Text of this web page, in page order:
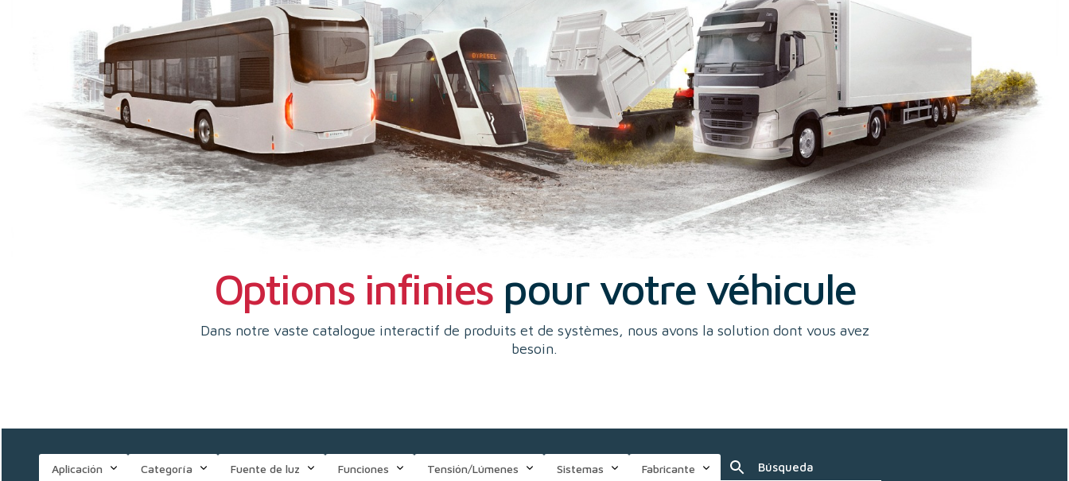
Options infiniespour votre véhicule
Dans notre vaste catalogue interactif de produits et de systèmes, nous avons la solution dont vous avez
besoin.
Aplicación Categoría Fuente de luz Funciones Tensión/Lúmenes Sistemas Fabricante